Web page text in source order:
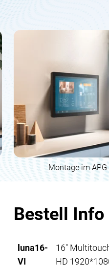
Montage im APG
Bestell Info
luna16-
VI
16"
HD